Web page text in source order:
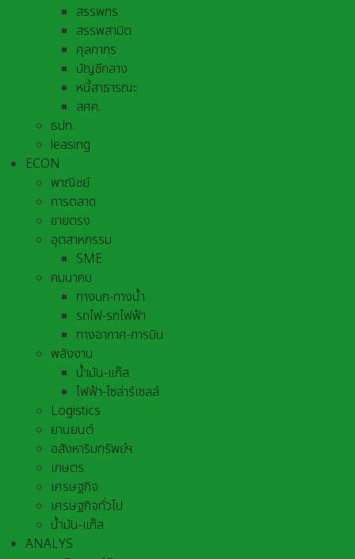
สรรพกร
สรรพสามิต
ศุลกากร
บัญชีกลาง
หนี้สาธารณะ
สศค.
ธปท.
leasing
ECON
พาณิชย์
การตลาด
ขายตรง
อุตสาหกรรม
SME
คมนาคม
ทางบก-ทางน้ำ
รถไฟ-รถไฟฟ้า
ทางอากาศ-การบิน
พลังงาน
น้ำมัน-แก๊ส
ไฟฟ้า-โซล่าร์เซลล์
Logistics
ยานยนต์
อสังหาริมทรัพย์ฯ
เกษตร
เศรษฐกิจ
เศรษฐกิจทั่วไป
น้ำมัน-แก๊ส
ANALYS